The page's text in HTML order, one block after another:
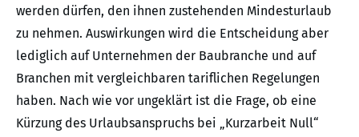
werden dürfen, den ihnen zustehenden Mindesturlaub
zu nehmen. Auswirkungen wird die Entscheidung aber
lediglich auf Unternehmen der Baubranche und auf
Branchen mit vergleichbaren tariflichen Regelungen
haben. Nach wie vor ungeklärt ist die Frage, ob eine
Kürzung des Urlaubsanspruchs bei „Kurzarbeit Null“